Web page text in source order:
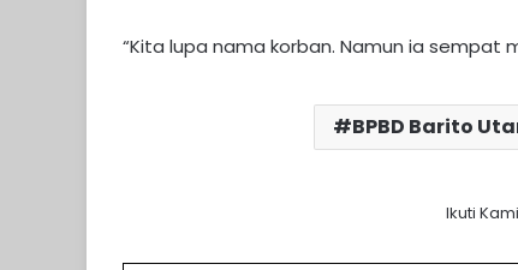
“Kita lupa nama korban. Namun ia sempat
BPBD Barito
Ikuti Kami